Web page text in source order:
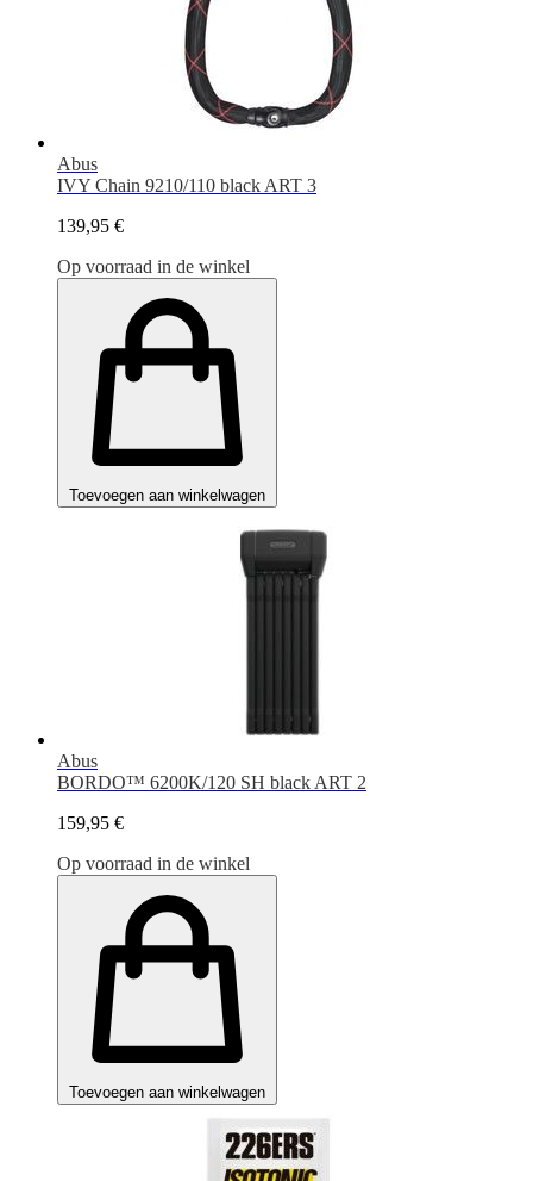
Abus
IVY Chain 9210/110 black ART 3
139,95 €
Op voorraad in de winkel
Toevoegen aan winkelwagen
Abus
BORDO™ 6200K/120 SH black ART 2
159,95 €
Op voorraad in de winkel
Toevoegen aan winkelwagen